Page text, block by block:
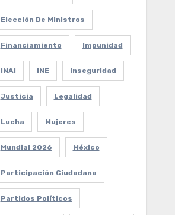
Elección De Ministros
Financiamiento Impunidad
INAI INE Inseguridad
Justicia Legalidad
Lucha Mujeres
Mundial 2026 México
Participación Ciudadana
Partidos Políticos